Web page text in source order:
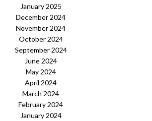
January 2025
December 2024
November 2024
October 2024
September 2024
June 2024
May 2024
April 2024
March 2024
February 2024
January 2024